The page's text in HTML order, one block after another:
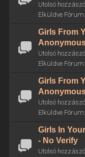
Utolsó
Elküldve Fórum:
Girls From
Utolsó
Elküldve Fórum:
Girls From
Utolsó
Elküldve Fórum:
Girls In
- No Verify
Utolsó